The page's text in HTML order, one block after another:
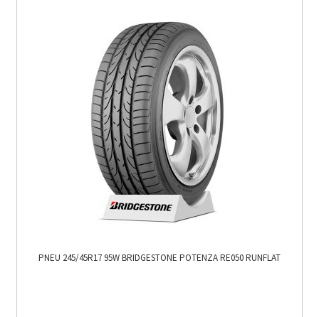
PNEU 245/45R17 95W BRIDGESTONE POTENZA RE050 RUNFLAT